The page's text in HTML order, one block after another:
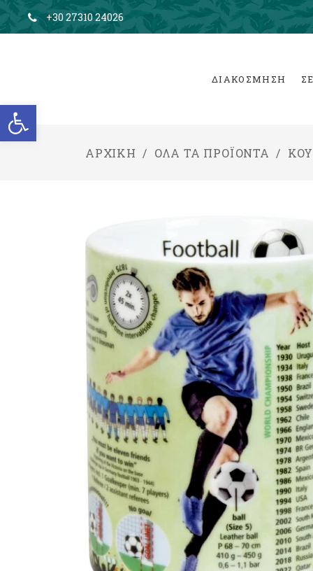
Ανοίξτε τη γραμμή εργαλείων
+30 27310 24026
ΔΙΑΚΟΣΜΗΣΗ
ΑΡΧΙΚΉ / ΌΛΑ ΤΑ ΠΡΟΪΌΝΤΑ /